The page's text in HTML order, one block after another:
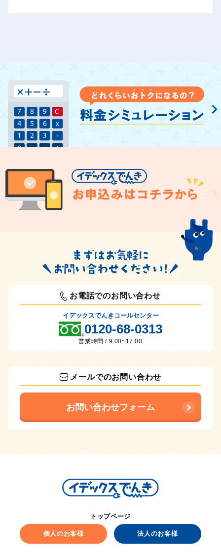
お電話でのお問い合わせ
イデックスでんきコールセンター
0120-68-0313
営業時間 / 9:00~17:00
メールでのお問い合わせ
お問い合わせフォーム
トップページ
個人のお客様 法人のお客様